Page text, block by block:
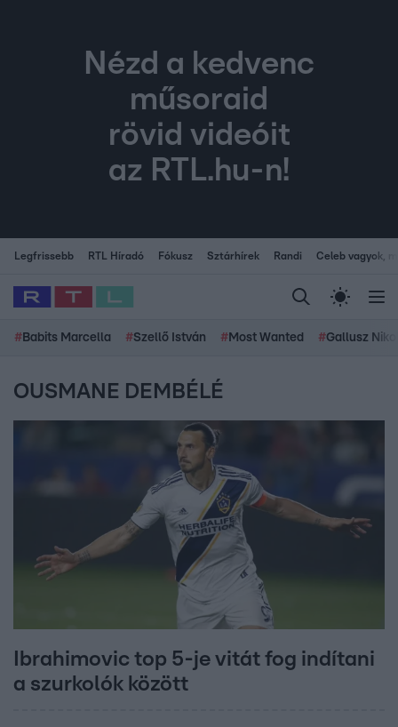
Nézd a kedvenc
műsoraid
rövid videóit
az RTL.hu-n!
Legfrissebb RTL Híradó Fókusz Sztárhírek Randi Celeb vagyok,
# Babits Marcella #Szellő István # Most Wanted #Gallusz
OUSMANE DEMBÉLÉ
Ibrahimovic top 5-je vitát fog indítani
a szurkolók között